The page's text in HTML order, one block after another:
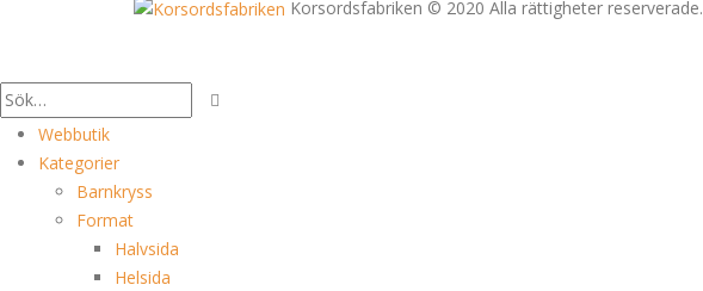
Korsordsfabriken © 2020 Alla rättigheter reserverade.
Webbutik
Kategorier
Barnkryss
Format
Halvsida
Helsida